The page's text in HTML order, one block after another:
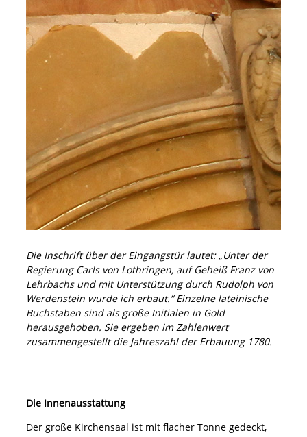
Die Inschrift über der Eingangstür lautet: „Unter der
Regierung Carls von Lothringen, auf Geheiß Franz von
Lehrbachs und mit Unterstützung durch Rudolph von
Werdenstein wurde ich erbaut.“ Einzelne lateinische
Buchstaben sind als große Initialen in Gold
herausgehoben. Sie ergeben im Zahlenwert
zusammengestellt die Jahreszahl der Erbauung 1780.
Die Innenausstattung
Der große Kirchensaal ist mit flacher Tonne gedeckt,